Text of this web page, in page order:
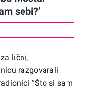
sebi?’
lični,
razgovarali
”Što si sam